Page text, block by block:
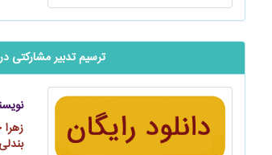
‬‬‬‬‬‬‬‬‬‬‬‬‬‬‬‬‬‬‬ترسیم تدبیر مشارکتی
بندلی